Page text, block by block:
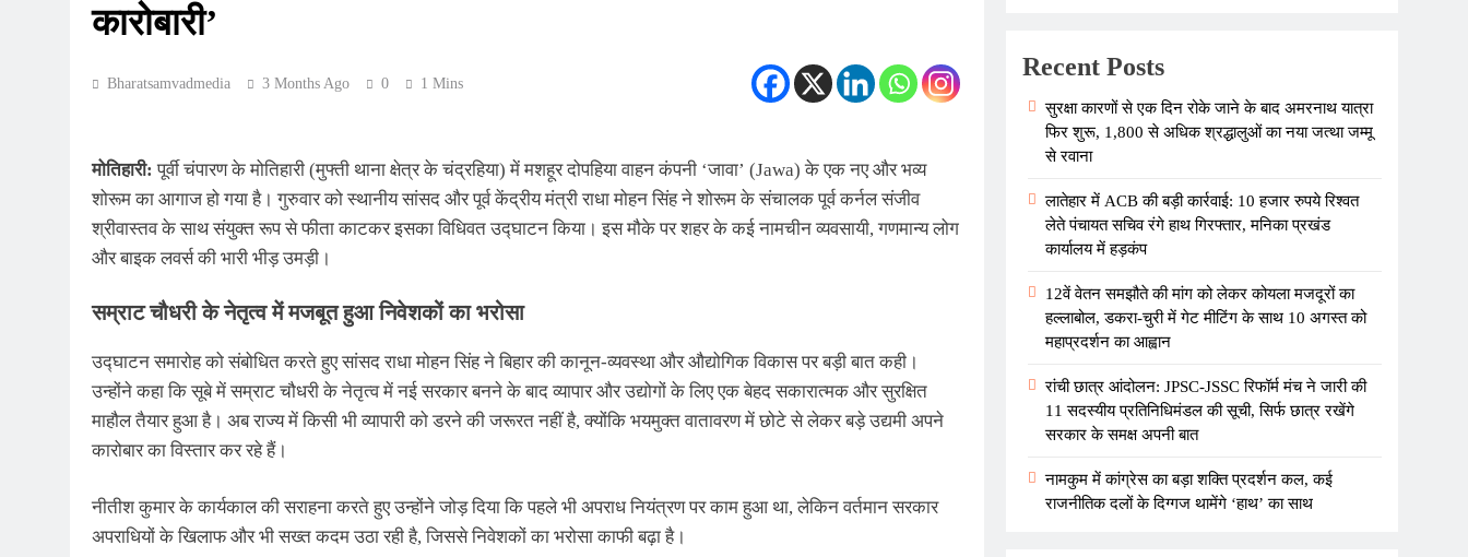
कारोबारी’
Bharatsamvadmedia 3 Months Ago 0 1 Mins
मोतिहारी: पूर्वी चंपारण के मोतिहारी (मुफ्ती थाना क्षेत्र के चंद्रहिया) में मशहूर दोपहिया वाहन कंपनी ‘जावा’ (Jawa) के एक नए और भव्य
शोरूम का आगाज हो गया है। गुरुवार को स्थानीय सांसद और पूर्व केंद्रीय मंत्री राधा मोहन सिंह ने शोरूम के संचालक पूर्व कर्नल संजीव
श्रीवास्तव के साथ संयुक्त रूप से फीता काटकर इसका विधिवत उद्घाटन किया। इस मौके पर शहर के कई नामचीन व्यवसायी, गणमान्य लोग
और बाइक लवर्स की भारी भीड़ उमड़ी।
सम्राट चौधरी के नेतृत्व में मजबूत हुआ निवेशकों का भरोसा
उद्घाटन समारोह को संबोधित करते हुए सांसद राधा मोहन सिंह ने बिहार की कानून-व्यवस्था और औद्योगिक विकास पर बड़ी बात कही।
उन्होंने कहा कि सूबे में सम्राट चौधरी के नेतृत्व में नई सरकार बनने के बाद व्यापार और उद्योगों के लिए एक बेहद सकारात्मक और सुरक्षित
माहौल तैयार हुआ है। अब राज्य में किसी भी व्यापारी को डरने की जरूरत नहीं है, क्योंकि भयमुक्त वातावरण में छोटे से लेकर बड़े उद्यमी अपने
कारोबार का विस्तार कर रहे हैं।
नीतीश कुमार के कार्यकाल की सराहना करते हुए उन्होंने जोड़ दिया कि पहले भी अपराध नियंत्रण पर काम हुआ था, लेकिन वर्तमान सरकार
अपराधियों के खिलाफ और भी सख्त कदम उठा रही है, जिससे निवेशकों का भरोसा काफी बढ़ा है।
Recent Posts
सुरक्षा कारणों से एक दिन रोके जाने के बाद अमरनाथ यात्रा
फिर शुरू, 1,800 से अधिक श्रद्धालुओं का नया जत्था जम्मू
से रवाना
लातेहार में ACB की बड़ी कार्रवाई: 10 हजार रुपये रिश्वत
लेते पंचायत सचिव रंगे हाथ गिरफ्तार, मनिका प्रखंड
कार्यालय में हड़कंप
12वें वेतन समझौते की मांग को लेकर कोयला मजदूरों का
हल्लाबोल, डकरा-चुरी में गेट मीटिंग के साथ 10 अगस्त को
महाप्रदर्शन का आह्वान
रांची छात्र आंदोलन: JPSC-JSSC रिफॉर्म मंच ने जारी की
11 सदस्यीय प्रतिनिधिमंडल की सूची, सिर्फ छात्र रखेंगे
सरकार के समक्ष अपनी बात
नामकुम में कांग्रेस का बड़ा शक्ति प्रदर्शन कल, कई
राजनीतिक दलों के दिग्गज थामेंगे ‘हाथ’ का साथ